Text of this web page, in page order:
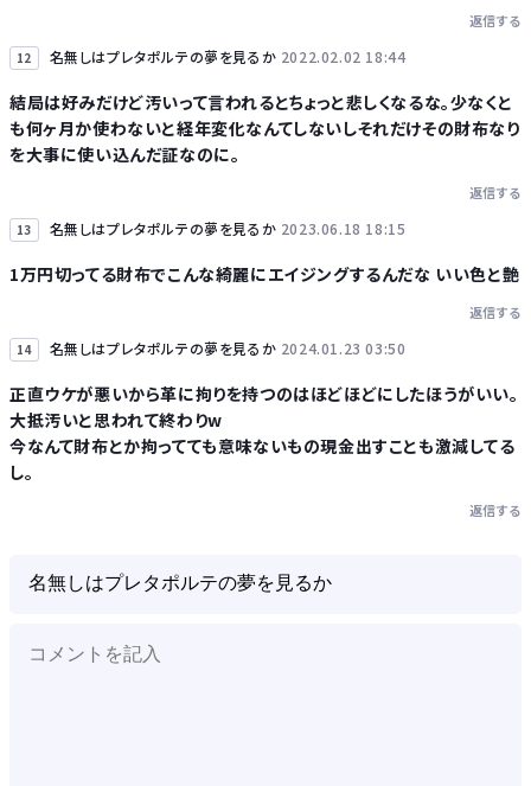
返信する
12 名無しはプレタポルテの夢を見るか 2022.02.02 18:44
結局は好みだけど汚いって言われるとちょっと悲しくなるな。少なくと
も何ヶ月か使わないと経年変化なんてしないしそれだけその財布なり
を大事に使い込んだ証なのに。
返信する
13 名無しはプレタポルテの夢を見るか 2023.06.18 18:15
1万円切ってる財布でこんな綺麗にエイジングするんだな いい色と艶
返信する
14 名無しはプレタポルテの夢を見るか 2024.01.23 03:50
正直ウケが悪いから革に拘りを持つのはほどほどにしたほうがいい。
大抵汚いと思われて終わりw
今なんて財布とか拘ってても意味ないもの現金出すことも激減してる
し。
返信する